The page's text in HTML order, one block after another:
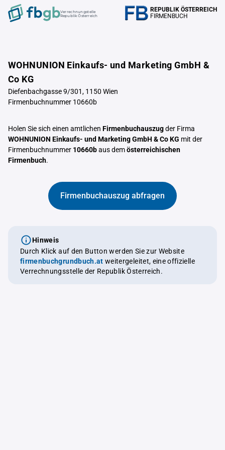
Verrechnungstelle
Republik Österreich
REPUBLIK ÖSTERREICH
FIRMENBUCH
WOHNUNION Einkaufs- und Marketing GmbH &
Co KG
Diefenbachgasse 9/301, 1150 Wien
Firmenbuchnummer 10660b
Holen Sie sich einen amtlichen Firmenbuchauszugder Firma
WOHNUNION Einkaufs- und Marketing GmbH & Co KG mit der
Firmenbuchnummer 10660baus demösterreichischen
Firmenbuch.
Firmenbuchauszug abfragen
Hinweis
Durch Klick auf den Button werden Sie zur Website
firmenbuchgrundbuch.at weitergeleitet, eine offizielle
Verrechnungsstelle der Republik Österreich.